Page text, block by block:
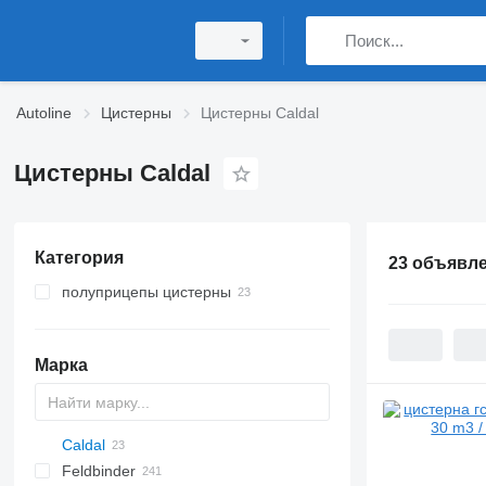
Autoline Цистерны Цистерны Caldal
Цистерны Caldal
Категория
полуприцепы цистерны
Марка
SVM
NCG
NG
CB
T-series
SAPL
KIS
STF
ADR
BPDO
Caldal
CK
SOA
K series
LPG
AMMONIA
Carrytank
Feldbinder
23